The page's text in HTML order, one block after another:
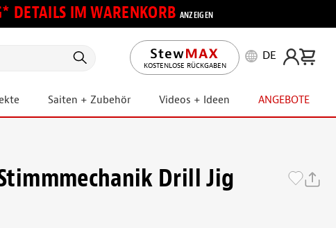
DETAILS IM WARENKORB ANZEIGEN
KOSTENLOSE RÜCKGABEN
DE
Saiten + Zubehör Videos + Ideen ANGEBOTE
Drill Jig